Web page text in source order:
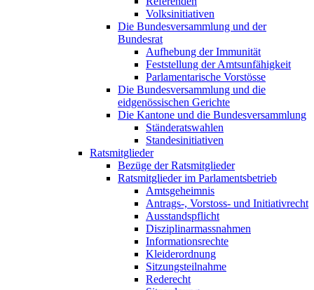
Volksinitiativen
Die Bundesversammlung und der
Bundesrat
Aufhebung der Immunität
Feststellung der Amtsunfähigkeit
Parlamentarische Vorstösse
Die Bundesversammlung und die
eidgenössischen Gerichte
Die Kantone und die Bundesversammlung
Ständeratswahlen
Standesinitiativen
Ratsmitglieder
Bezüge der Ratsmitglieder
Ratsmitglieder im Parlamentsbetrieb
Amtsgeheimnis
Antrags-, Vorstoss- und Initiativrecht
Ausstandspflicht
Disziplinarmassnahmen
Informationsrechte
Kleiderordnung
Sitzungsteilnahme
Rederecht